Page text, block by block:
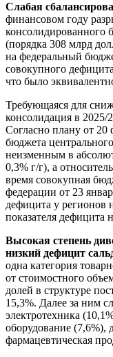
Слабая
финансовом году
консолидированного
(порядка 308 млрд
на федеральный
совокупного
что было
Требующаяся для
консолидация в 2025/
Согласно плану от 20
бюджета
неизменным в
0,3% г/г), а
время совокупная
федерации от 23
дефицита у регионов
показателя
Высокая степень
низкий дефицит
одна категория
от стоимостного
долей в структуре
15,3%. Далее за ним
электротехника
оборудование (7,6%),
фармацевтическая